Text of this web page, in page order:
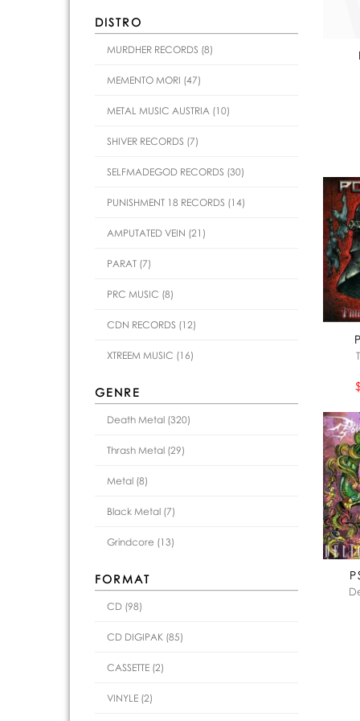
DISTRO
MURDHER RECORDS (8)
MEMENTO MORI (47)
METAL MUSIC AUSTRIA (10)
SHIVER RECORDS (7)
SELFMADEGOD RECORDS (30)
PUNISHMENT 18 RECORDS (14)
AMPUTATED VEIN (21)
PARAT (7)
PRC MUSIC (8)
CDN RECORDS (12)
XTREEM MUSIC (16)
GENRE
Death Metal (320)
Thrash Metal (29)
Metal (8)
Black Metal (7)
Grindcore (13)
FORMAT
CD (98)
CD DIGIPAK (85)
CASSETTE (2)
VINYLE (2)